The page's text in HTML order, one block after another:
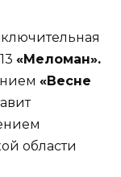
«Меломан».
«Весне
области